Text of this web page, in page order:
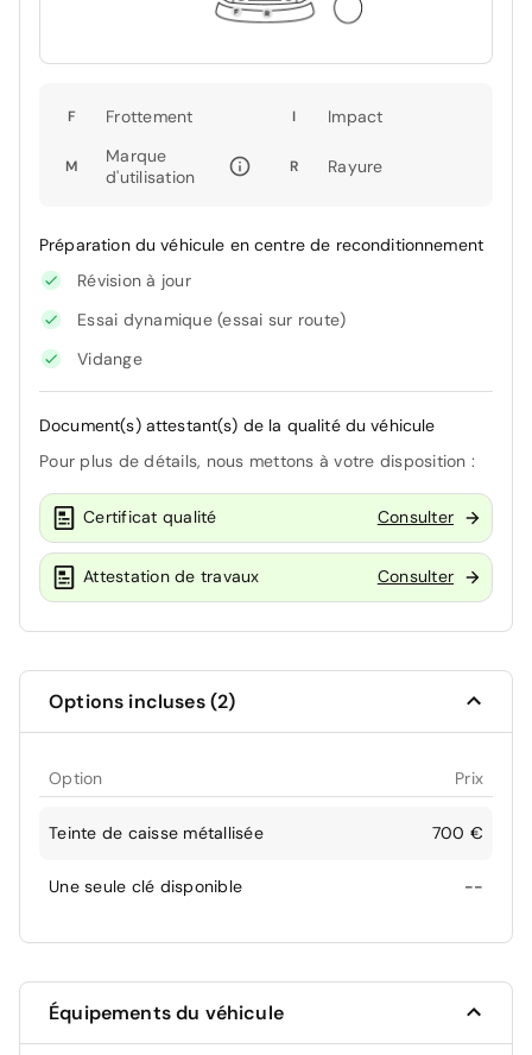
F Frottement I Impact
M
Marque
d'utilisation
R Rayure
Préparation du véhicule en centre de reconditionnement
Révision à jour
Essai dynamique (essai sur route)
Vidange
Document(s) attestant(s) de la qualité du véhicule
Pour plus de détails, nous mettons à votre disposition :
Certificat qualité Consulter
Attestation de travaux Consulter
Options incluses (2)
Option Prix
Teinte de caisse métallisée 700 €
Une seule clé disponible --
Équipements du véhicule